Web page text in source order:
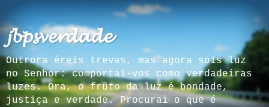
𝓳𝓫𝓹𝓼𝓿𝓮𝓻𝓭𝓪𝓭𝓮
Outrora éreis trevas, mas agora sois luz
no Senhor: comportai-vos como verdadeiras
luzes. Ora, o fruto da luz é bondade,
justiça e verdade. Procurai o que é